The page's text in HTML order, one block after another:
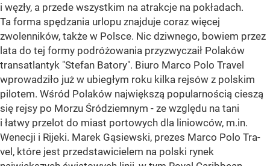
i węzły, a przede wszystkim na atrakcje na pokładach.
Ta forma spędzania urlopu znajduje coraz więcej
zwolenników, także w Polsce. Nic dziwnego, bowiem przez
lata do tej formy podróżowania przyzwyczaił Polaków
transatlantyk "Stefan Batory". Biuro Marco Polo Travel
wprowadziło już w ubiegłym roku kilka rejsów z polskim
pilotem. Wśród Polaków największą popularnością cieszą
się rejsy po Morzu Śródziemnym - ze względu na tani
i łatwy przelot do miast portowych dla liniowców, m.in.
Wenecji i Rijeki. Marek Gąsiewski, prezes Marco Polo Tra-
vel, które jest przedstawicielem na polski rynek